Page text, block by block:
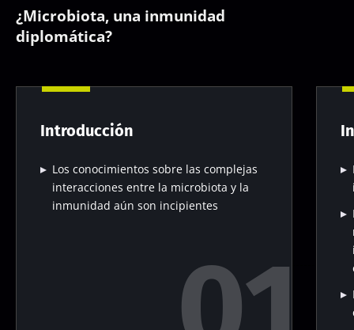
¿Microbiota, una inmunidad
diplomática?
Introducción
Los conocimientos sobre las complejas
interacciones entre la microbiota y la
inmunidad aún son incipientes